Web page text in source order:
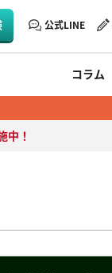
公式LINE
コラム
中！